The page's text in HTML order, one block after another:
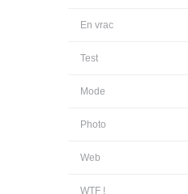
En vrac
Test
Mode
Photo
Web
WTF !